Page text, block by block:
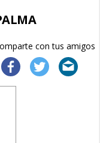
con tus amigos